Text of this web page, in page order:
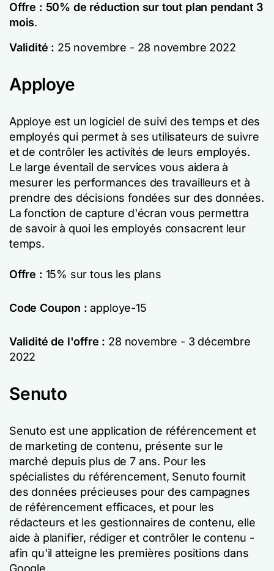
Offre : 50% de réduction sur tout plan pendant 3
mois.
Validité : 25 novembre - 28 novembre 2022
Apploye
Apploye est un logiciel de suivi des temps et des
employés qui permet à ses utilisateurs de suivre
et de contrôler les activités de leurs employés.
Le large éventail de services vous aidera à
mesurer les performances des travailleurs et à
prendre des décisions fondées sur des données.
La fonction de capture d'écran vous permettra
de savoir à quoi les employés consacrent leur
temps.
Offre : 15% sur tous les plans
Code Coupon : apploye-15
Validité de l'offre : 28 novembre - 3 décembre
2022
Senuto
Senuto est une application de référencement et
de marketing de contenu, présente sur le
marché depuis plus de 7 ans. Pour les
spécialistes du référencement, Senuto fournit
des données précieuses pour des campagnes
de référencement efficaces, et pour les
rédacteurs et les gestionnaires de contenu, elle
aide à planifier, rédiger et contrôler le contenu -
afin qu'il atteigne les premières positions dans
Google.